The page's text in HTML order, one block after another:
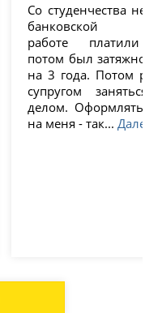
Со студенчества
банковской
работе
потом был
на 3 года. Потом
супругом
делом.
на меня - так...